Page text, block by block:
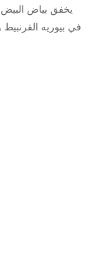
يخفق بياض
في بيوريه